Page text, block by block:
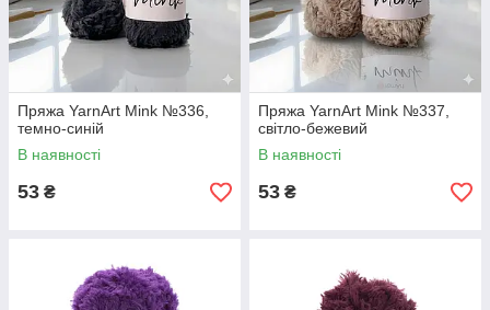
Пряжа YarnArt Mink №336,
темно-синій
В наявності
53 ₴
Пряжа YarnArt Mink №337,
світло-бежевий
В наявності
53 ₴